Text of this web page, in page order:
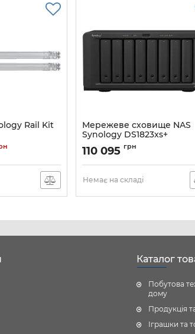
Rail Kit
Мережеве сховище NAS
Synology DS1823xs+
Артикул: DS1823XS+
110 095 грн
Немає на складі
Каталог
Побутова
дому
Продукція
Іграшки та